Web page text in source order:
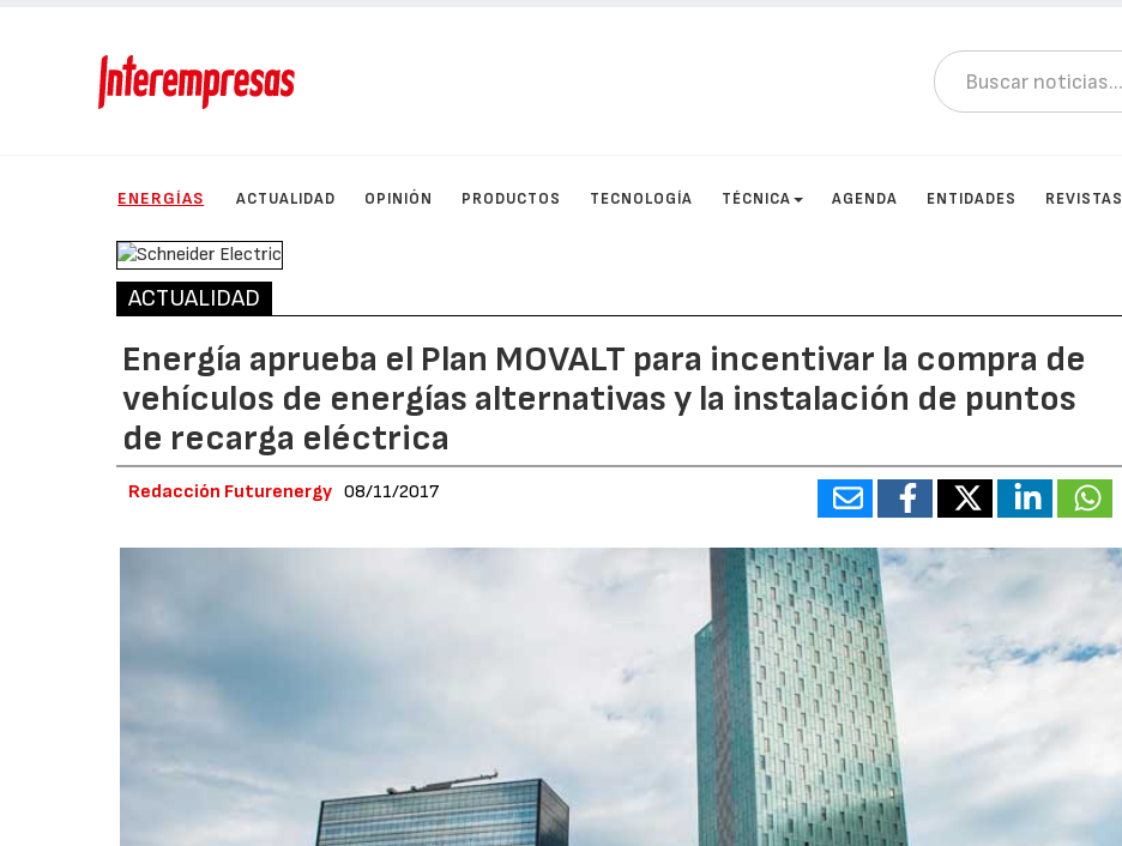
ENERGÍAS ACTUALIDAD OPINIÓN PRODUCTOS TECNOLOGÍA TÉCNICA AGENDA ENTIDADES REVISTAS
ACTUALIDAD
Energía aprueba el Plan MOVALT para incentivar la compra de
vehículos de energías alternativas y la instalación de puntos
de recarga eléctrica
Redacción Futurenergy 08/11/2017